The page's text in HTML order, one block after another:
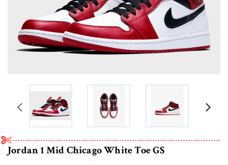
Jordan 1 Mid Chicago White Toe GS